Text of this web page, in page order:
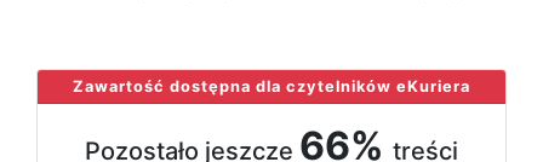
Zawartość dostępna dla czytelników eKuriera
Pozostało jeszcze 66% treści